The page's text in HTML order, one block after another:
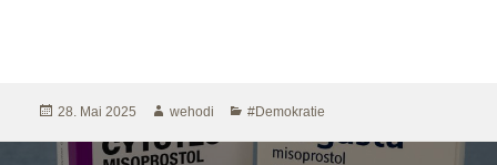
Veröffentlicht
28. Mai 2025 Autor
wehodi Kategorien
#Demokratie